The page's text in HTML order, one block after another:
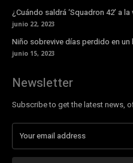
¿Cuándo saldrá ‘Squadron 42’ a la
junio 22, 2023
Niño sobrevive días perdido en
junio 15, 2023
Newsletter
Subscribe to get the latest news,